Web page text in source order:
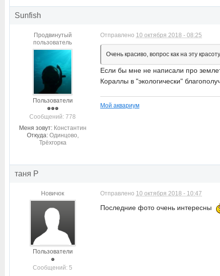
Sunfish
Продвинутый
пользователь
Пользователи
Cообщений: 778
Меня зовут: Константин
Откуда: Одинцово,
Трёхгорка
Отправлено 10 октября 2018 - 08:25
Очень красиво, вопрос как на эту
Если бы мне не написали про
Кораллы в "экологически"
Мой аквариум
таня P
Новичок
Пользователи
Cообщений: 5
Отправлено 10 октября 2018 - 10:47
Последние фото очень интересны